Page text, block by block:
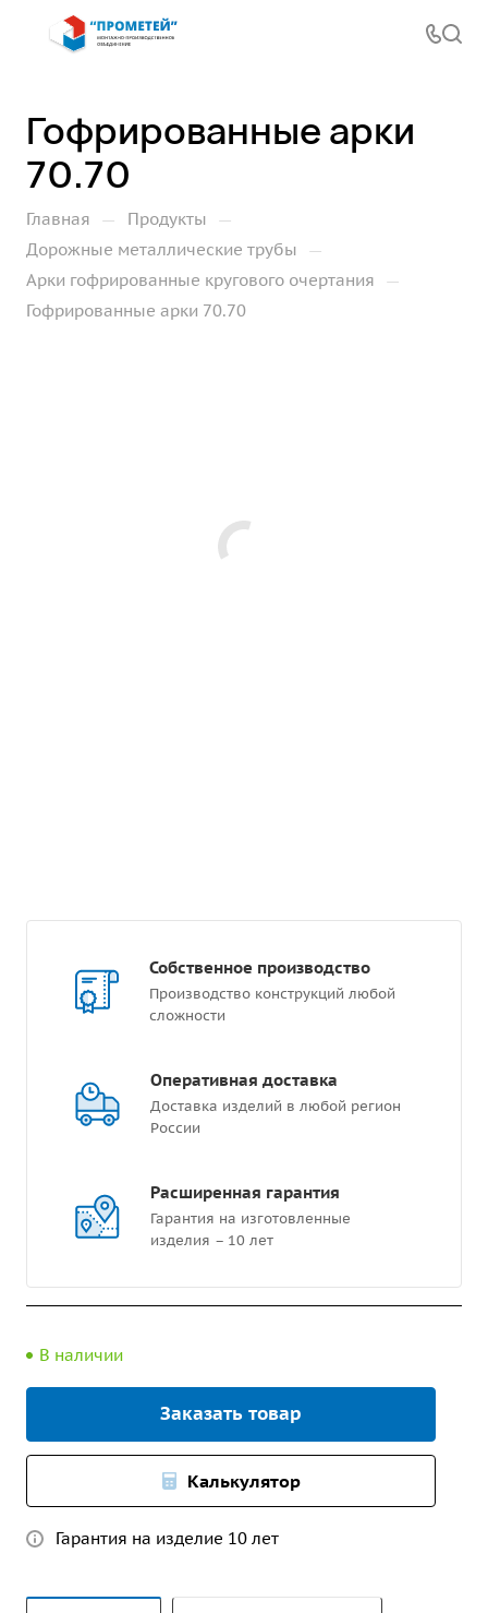
Гофрированные арки
70.70
Главная — Продукты —
Дорожные металлические трубы —
Арки гофрированные кругового очертания —
Гофрированные арки 70.70
Собственное производство
Производство конструкций любой
сложности
Оперативная доставка
Доставка изделий в любой регион
России
Расширенная гарантия
Гарантия на изготовленные
изделия – 10 лет
В наличии
Заказать товар
Калькулятор
Гарантия на изделие 10 лет